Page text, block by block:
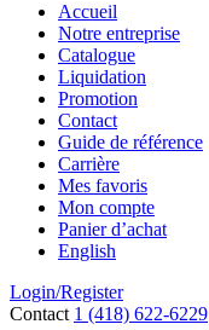
Accueil
Notre entreprise
Catalogue
Liquidation
Promotion
Contact
Guide de référence
Carrière
Mes favoris
Mon compte
Panier d’achat
English
Login/Register
Contact 1 (418) 622-6229